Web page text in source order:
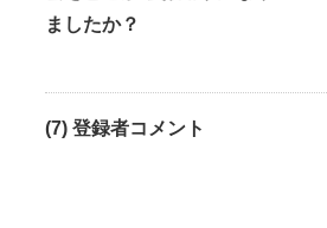
ましたか？
(7) 登録者コメント